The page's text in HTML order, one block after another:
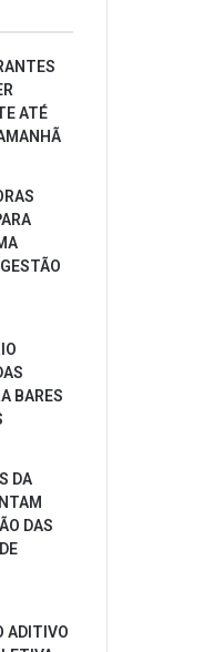
ATÉ
BARES
DA
DAS
ADITIVO